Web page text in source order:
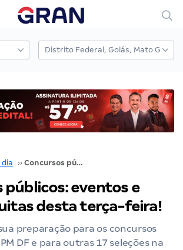
dia ›› Concursos públicos: eventos e aulas gratuitas desta terça-feira!
públicos: eventos e
desta terça-feira!
preparação para os concursos
DF e para outras 17 seleções na